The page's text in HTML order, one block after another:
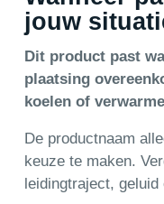
jouw
Dit product past
plaatsing
koelen of
De productnaam
keuze te maken.
leidingtraject, geluid